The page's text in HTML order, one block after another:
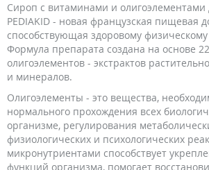
Сироп с витаминами и олигоэлементами
PEDIAKID - новая французская пищевая
способствующая здоровому
Формула препарата создана на основе
олигоэлементов - экстрактов
и минералов.
Олигоэлементы - это вещества,
нормального прохождения всех
организме, регулирования
физиологических и психологических
микронутриентами способствует
функций организма, помогает